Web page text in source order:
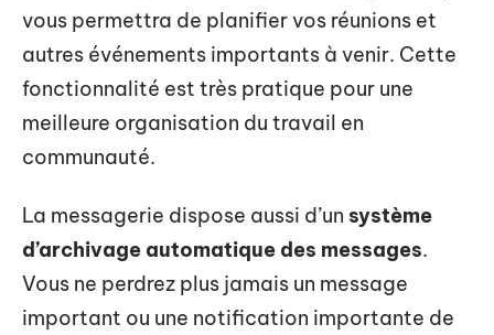
vous permettra de planifier vos réunions et
autres événements importants à venir. Cette
fonctionnalité est très pratique pour une
meilleure organisation du travail en
communauté.
La messagerie dispose aussi d’un système
d’archivage automatique des messages.
Vous ne perdrez plus jamais un message
important ou une notification importante de